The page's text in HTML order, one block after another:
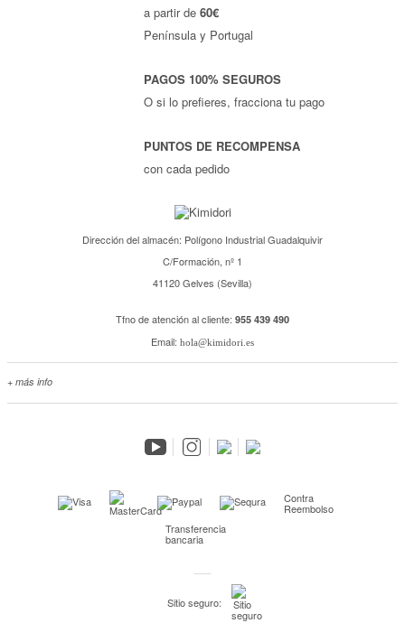
a partir de60€
Península y Portugal
PAGOS 100% SEGUROS
O si lo prefieres, fracciona tu pago
PUNTOS DE RECOMPENSA
con cada pedido
Dirección del almacén: Polígono Industrial Guadalquivir
C/Formación, nº 1
41120 Gelves (Sevilla)
Tfno de atención al cliente: 955 439 490
Email: hola@kimidori.es
+ más info
Kimidori PRINT, nuestro servicio de impresión de fotos
Nuevo sistema de UNIÓN DE PEDIDOS
Contra
Reembolso
Transferencia
bancaria
Sitio seguro: